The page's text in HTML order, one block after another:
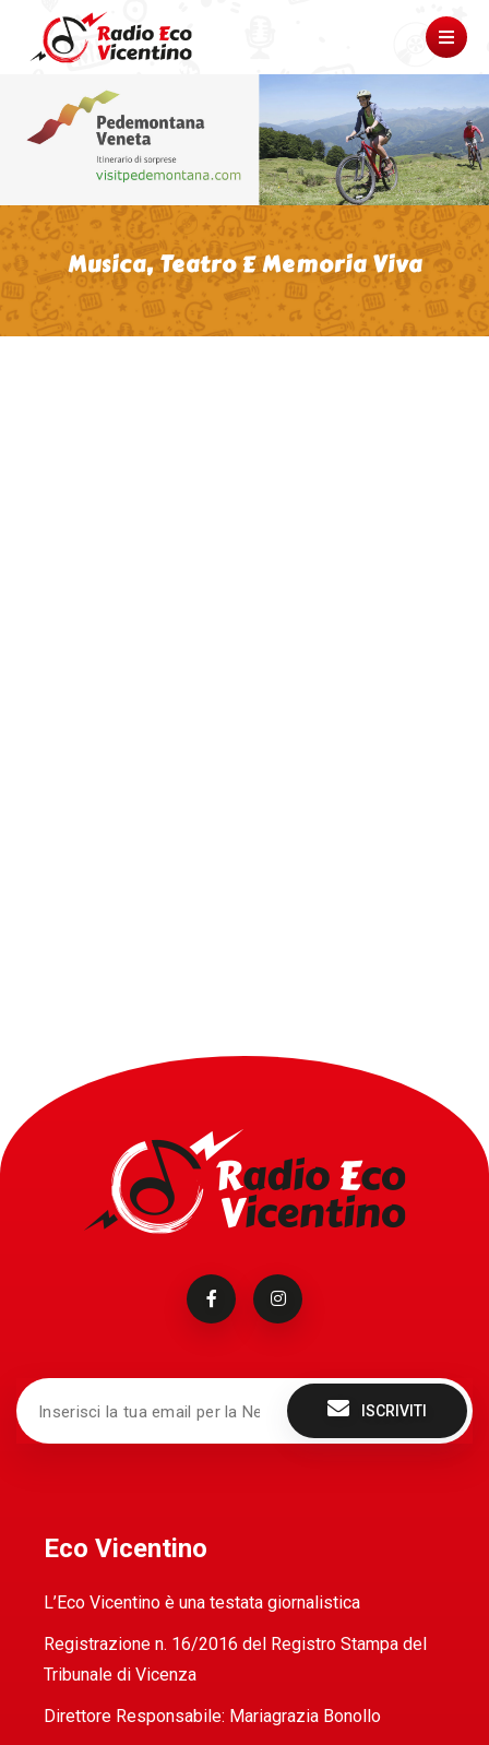
Musica, Teatro E Memoria Viva
ISCRIVITI
Eco Vicentino
L’Eco Vicentino è una testata giornalistica
Registrazione n. 16/2016 del Registro Stampa del
Tribunale di Vicenza
Direttore Responsabile: Mariagrazia Bonollo